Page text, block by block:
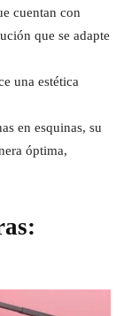
cuentan con
que se adapte
una estética
en esquinas, su
óptima,